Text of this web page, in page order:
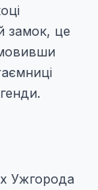
замок, це
Ужгорода